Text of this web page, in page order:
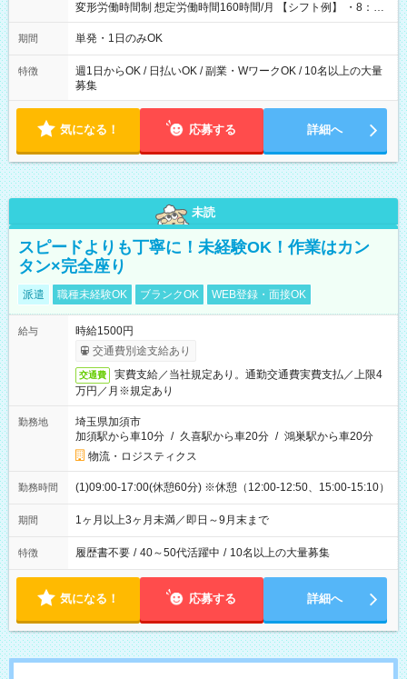
変形労働時間制 想定労働時間160時間/月 【シフト例】 ・8：00
～21：00
期間 単発・1日のみOK
特徴
週1日からOK / 日払いOK / 副業・WワークOK / 10名以上の大量
募集
気になる！ 応募する 詳細へ
未読
スピードよりも丁寧に！未経験OK！作業はカン
タン×完全座り
派遣 職種未経験OK ブランクOK WEB登録・面接OK
給与
時給1500円
交通費別途支給あり
交通費
実費支給／当社規定あり。通勤交通費実費支払／上限4
万円／月※規定あり
勤務地
埼玉県加須市
加須駅から車10分 / 久喜駅から車20分 / 鴻巣駅から車20分
物流・ロジスティクス
勤務時間 (1)09:00-17:00(休憩60分) ※休憩（12:00-12:50、15:00-15:10）
期間 1ヶ月以上3ヶ月未満／即日～9月末まで
特徴 履歴書不要 / 40～50代活躍中 / 10名以上の大量募集
気になる！ 応募する 詳細へ